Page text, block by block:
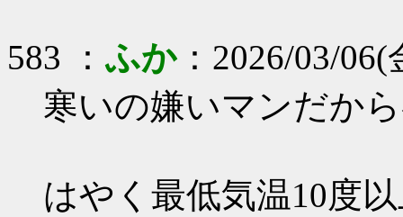
583 ：ふか：2026/03/06(
寒いの嫌いマンだか
はやく最低気温10度